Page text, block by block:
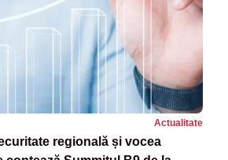
Actualitate
regională și vocea